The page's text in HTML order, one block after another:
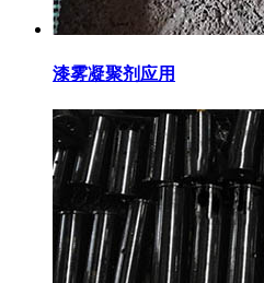
漆雾凝聚剂应用